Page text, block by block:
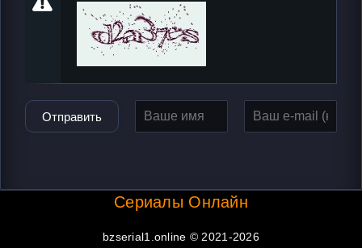
Отправить
Сериалы Онлайн
bzserial1.online © 2021-2026